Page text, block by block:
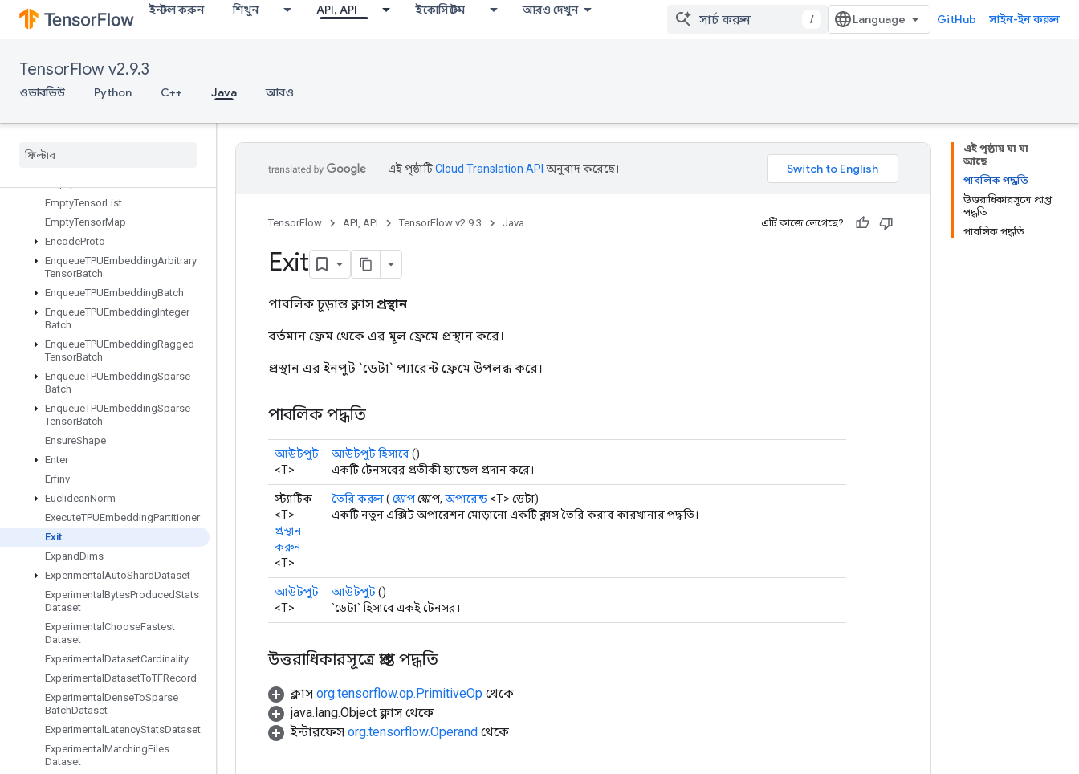
ইনস্টল করুন শিখুন API, API ইকোসিস্টেম আরও দেখুন
/ GitHub সাইন-ইন করুন
TensorFlow v2.9.3
ওভারভিউ Python C++ Java আরও
DummyMemoryCache
DummySeedGenerator
DynamicEnqueueTPUEmbeddingRaggedTensorBatch
DynamicPartition
EditDistance
EmptyTensorList
EmptyTensorMap
EncodeProto
EnqueueTPUEmbeddingArbitrary
TensorBatch
EnqueueTPUEmbeddingBatch
EnqueueTPUEmbeddingInteger
Batch
EnqueueTPUEmbeddingRagged
TensorBatch
EnqueueTPUEmbeddingSparse
Batch
EnqueueTPUEmbeddingSparse
TensorBatch
EnsureShape
Enter
Erfinv
EuclideanNorm
ExecuteTPUEmbeddingPartitioner
Exit
ExpandDims
Experimental AutoShardDataset
Experimental BytesProducedStats
Dataset
Experimental ChooseFastest
Dataset
Experimental DatasetCardinality
Experimental DatasetToTFRecord
Experimental DenseToSparse
BatchDataset
Experimental LatencyStatsDataset
Experimental MatchingFiles
Dataset
এই পৃষ্ঠায় যা যা
আছে
পাবলিক পদ্ধতি
উত্তরাধিকারসূত্রে প্রাপ্ত
পদ্ধতি
পাবলিক পদ্ধতি
এই পৃষ্ঠাটিCloud Translation API অনুবাদ করেছে।
TensorFlow API, API TensorFlow v2.9.3 Java এটি কাজে লেগেছে?
Exit
পাবলিক চূড়ান্ত ক্লাস প্রস্থান
বর্তমান ফ্রেম থেকে এর মূল ফ্রেমে প্রস্থান করে।
প্রস্থান এর ইনপুট `ডেটা` প্যারেন্ট ফ্রেমে উপলব্ধ করে।
পাবলিক পদ্ধতি
আউটপুট
<T>
আউটপুট হিসাবে()
একটি টেনসরের প্রতীকী হ্যান্ডেল প্রদান করে।
স্ট্যাটিক
<T>
প্রস্থান
করুন
<T>
তৈরি করুন( স্কোপস্কোপ, অপারেন্ড <T> ডেটা)
একটি নতুন এক্সিট অপারেশন মোড়ানো একটি ক্লাস তৈরি করার কারখানার পদ্ধতি।
আউটপুট
<T>
আউটপুট()
`ডেটা` হিসাবে একই টেনসর।
উত্তরাধিকারসূত্রে প্রাপ্ত পদ্ধতি
ক্লাস org.tensorflow.op.PrimitiveOp থেকে
java.lang.Object ক্লাস থেকে
ইন্টারফেস org.tensorflow.Operand থেকে